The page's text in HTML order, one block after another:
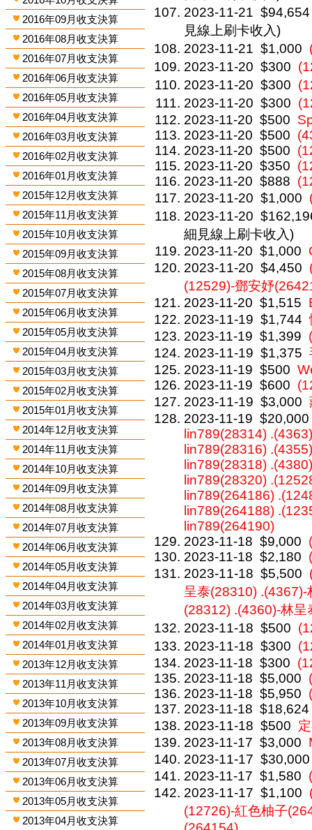
2016年09月收支決算
2016年08月收支決算
2016年07月收支決算
2016年06月收支決算
2016年05月收支決算
2016年04月收支決算
2016年03月收支決算
2016年02月收支決算
2016年01月收支決算
2015年12月收支決算
2015年11月收支決算
2015年10月收支決算
2015年09月收支決算
2015年08月收支決算
2015年07月收支決算
2015年06月收支決算
2015年05月收支決算
2015年04月收支決算
2015年03月收支決算
2015年02月收支決算
2015年01月收支決算
2014年12月收支決算
2014年11月收支決算
2014年10月收支決算
2014年09月收支決算
2014年08月收支決算
2014年07月收支決算
2014年06月收支決算
2014年05月收支決算
2014年04月收支決算
2014年03月收支決算
2014年02月收支決算
2014年01月收支決算
2013年12月收支決算
2013年11月收支決算
2013年10月收支決算
2013年09月收支決算
2013年08月收支決算
2013年07月收支決算
2013年06月收支決算
2013年05月收支決算
2013年04月收支決算
2023-11-21 $94,654
見線上刷卡收入)
2023-11-21 $1,000
2023-11-20 $300
2023-11-20 $300
2023-11-20 $300
2023-11-20 $500
2023-11-20 $500
2023-11-20 $500
2023-11-20 $350
2023-11-20 $888
2023-11-20 $1,000
2023-11-20
細見線上刷卡收入)
2023-11-20 $1,000
2023-11-20 $4,450
(12529)-鄧安妤
2023-11-20 $1,515
2023-11-19 $1,744
2023-11-19 $1,399
2023-11-19 $1,375
2023-11-19 $500
2023-11-19 $600
2023-11-19 $3,000
2023-11-19 $20,000
lin789(28314)
lin789(28316)
lin789(28318)
lin789(28320)
lin789(264186)
lin789(264188)
lin789(264190)
2023-11-18 $9,000
2023-11-18 $2,180
2023-11-18 $5,500
呈泰(28310)
(28312) .(4360)-林呈
2023-11-18 $500
2023-11-18 $300
2023-11-18 $300
2023-11-18 $5,000
2023-11-18 $5,950
2023-11-18 $18,624
2023-11-18 $500
2023-11-17 $3,000
2023-11-17 $30,000
2023-11-17 $1,580
2023-11-17 $1,100
(12726)-紅色柚子